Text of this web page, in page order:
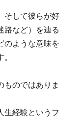
そして彼らが好
路など）を辿る
のような意味を
ものではありま
生経験というフ